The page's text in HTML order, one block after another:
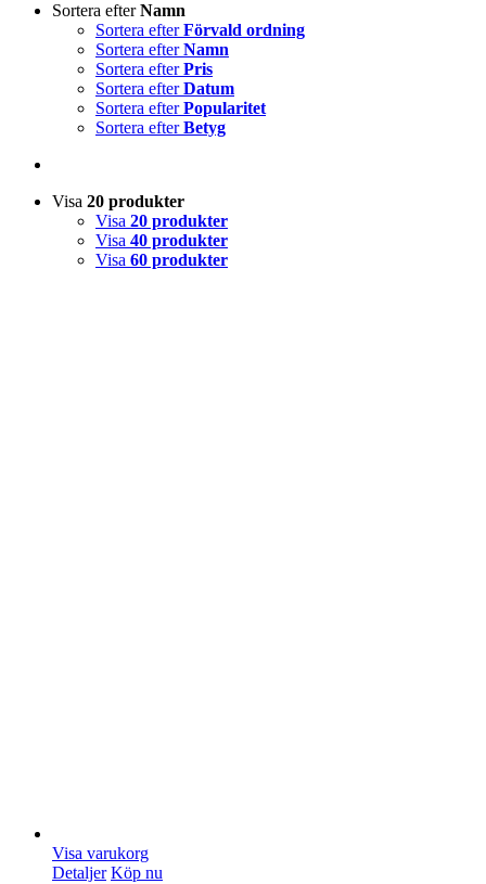
Sortera efterNamn
Sortera efterFörvald ordning
Sortera efterNamn
Sortera efterPris
Sortera efterDatum
Sortera efterPopularitet
Sortera efterBetyg
Visa 20 produkter
Visa 20 produkter
Visa 40 produkter
Visa 60 produkter
Visa varukorg
Detaljer Köp nu